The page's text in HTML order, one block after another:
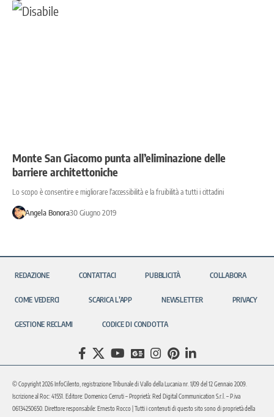
Monte San Giacomo punta all’eliminazione delle
barriere architettoniche
Lo scopo è consentire e migliorare l'accessibilità e la fruibilità a tutti i cittadini
Angela Bonora30 Giugno 2019
REDAZIONE CONTATTACI PUBBLICITÀ COLLABORA
COME VEDERCI SCARICA L’APP NEWSLETTER PRIVACY
GESTIONE RECLAMI CODICE DI CONDOTTA
© Copyright 2026 InfoCilento, registrazione Tribunale di Vallo della Lucania nr. 1/09 del 12 Gennaio 2009.
Iscrizione al Roc: 41551. Editore: Domenico Cerruti – Proprietà: Red Digital Communication S.r.l. – P.iva
06134250650. Direttore responsabile: Ernesto Rocco | Tutti i contenuti di questo sito sono di proprietà della